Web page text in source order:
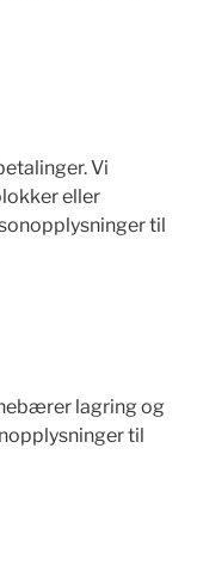
Vi
eller
til
lagring og
til